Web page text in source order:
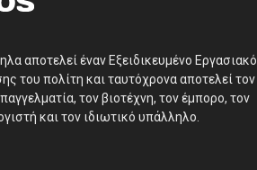
αποτελεί έναν Εξειδικευμένο Εργασιακό
του πολίτη και ταυτόχρονα αποτελεί τον
τον βιοτέχνη, τον έμπορο, τον
και τον ιδιωτικό υπάλληλο.